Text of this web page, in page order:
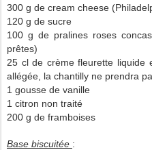
300 g de cream cheese
120 g de sucre
100 g de pralines roses
prêtes)
25 cl de crème fleurette liquide
allégée, la chantilly ne prendra
1 gousse de vanille
1 citron non traité
200 g de framboises
Base biscuitée :